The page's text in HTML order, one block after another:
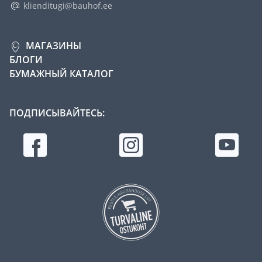
klienditugi@bauhof.ee
МАГАЗИНЫ
БЛОГИ
БУМАЖНЫЙ КАТАЛОГ
ПОДПИСЫВАЙТЕСЬ: